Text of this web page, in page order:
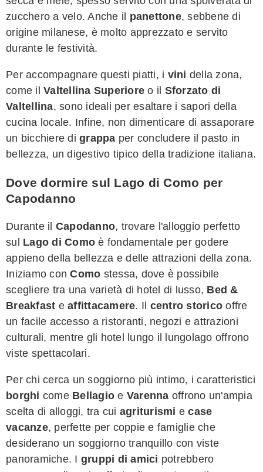
zucchero a velo. Anche il panettone, sebbene di
origine milanese, è molto apprezzato e servito
durante le festività.
Per accompagnare questi piatti, i vini della zona,
come il Valtellina Superiore o il Sforzato di
Valtellina, sono ideali per esaltare i sapori della
cucina locale. Infine, non dimenticare di assaporare
un bicchiere di grappa per concludere il pasto in
bellezza, un digestivo tipico della tradizione italiana.
Dove dormire sul Lago di Como per
Capodanno
Durante il Capodanno, trovare l'alloggio perfetto
sul Lago di Como è fondamentale per godere
appieno della bellezza e delle attrazioni della zona.
Iniziamo conComo stessa, dove è possibile
scegliere tra una varietà di hotel di lusso, Bed &
Breakfast e affittacamere. Il centro storico offre
un facile accesso a ristoranti, negozi e attrazioni
culturali, mentre gli hotel lungo il lungolago offrono
viste spettacolari.
Per chi cerca un soggiorno più intimo, i caratteristici
borghi come Bellagio e Varenna offrono un'ampia
scelta di alloggi, tra cui agriturismi ecase
vacanze, perfette per coppie e famiglie che
desiderano un soggiorno tranquillo con viste
panoramiche. I gruppi di amici potrebbero